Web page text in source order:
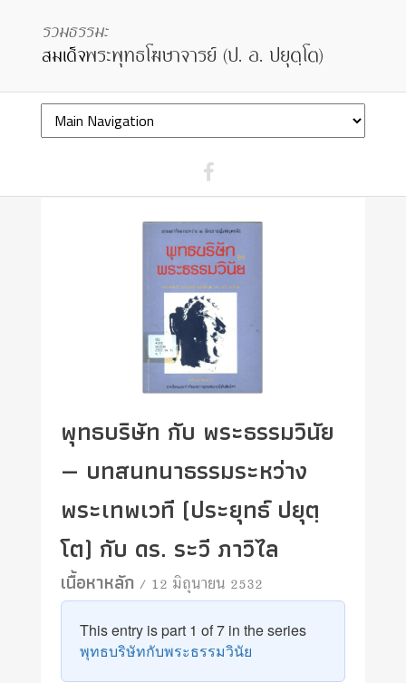
พุทธบริษัท กับ พระธรรมวินัย
— บทสนทนาธรรมระหว่าง
พระเทพเวที (ประยุทธ์ ปยุตฺ
โต) กับ ดร. ระวี ภาวิไล
เนื้อหาหลัก/ 12 มิถุนายน 2532
This entry is part 1 of 7 in the series
พุทธบริษัทกับพระธรรมวินัย